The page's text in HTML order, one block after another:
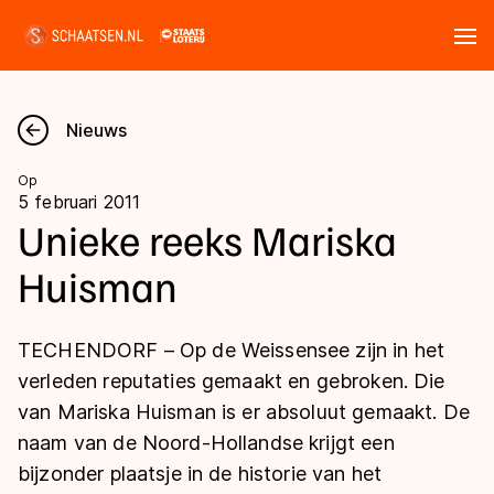
Nieuws
Kalender
Disciplines
Langebaan
Shorttrack
Inlineskaten
Uitslagen
Langebaan
Shorttrack
Marathon
Tijden & historie
Ranglijsten Langebaan
Nieuws
Op
5 februari 2011
Unieke reeks Mariska
Huisman
TECHENDORF – Op de Weissensee zijn in het
verleden reputaties gemaakt en gebroken. Die
van Mariska Huisman is er absoluut gemaakt. De
naam van de Noord-Hollandse krijgt een
bijzonder plaatsje in de historie van het